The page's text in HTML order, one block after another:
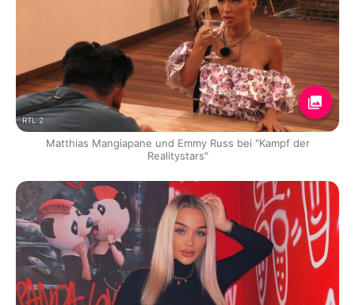
RTL 2
Matthias Mangiapane und Emmy Russ bei "Kampf der
Realitystars"